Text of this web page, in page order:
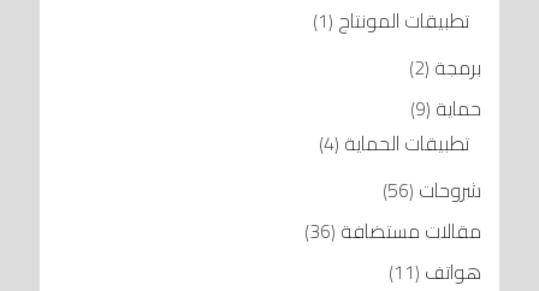
تطبيقات المونتاج (1)
برمجة (2)
حماية (9)
تطبيقات الحماية (4)
شروحات (56)
مقالات مستضافة (36)
هواتف (11)